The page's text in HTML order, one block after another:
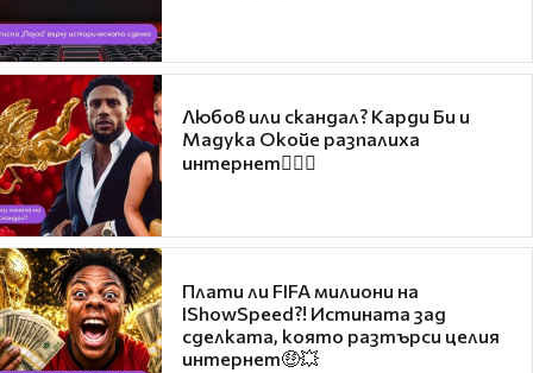
Любов или скандал? Карди Би и
Мадука Окойе разпалиха
интернет❤️‍🔥🔥
Плати ли FIFA милиони на
IShowSpeed?! Истината зад
сделката, която разтърси целия
интернет🤑💥